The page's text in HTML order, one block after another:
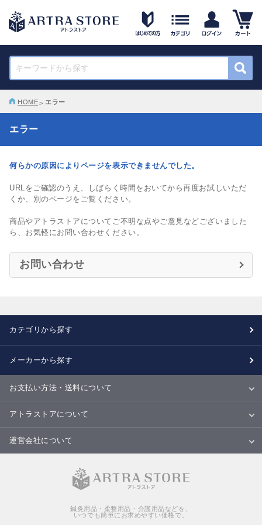
HOME エラー
エラー
何らかの原因によりページを表示できませんでした。
URLをご確認のうえ、しばらく時間をおいてから再度お試しいただ
くか、別のページをご覧ください。
商品やアトラストアについてご不明な点やご意見などございました
ら、お気軽にお問い合わせください。
お問い合わせ
カテゴリから探す
メーカーから探す
お支払い方法・送料について
お支払い方法
送料について
配送・納期
キャンセル・返品・交換について
アトラストアについて
当サイトについて
ご利用規約
ご利用ガイド
Ｑ＆Ａ
商品のご提案について
運営会社について
特定商取引法に基づく表記
個人情報の取扱いについて
鍼灸用品・柔整用品・介護用品などを、
いつでも簡単にお求めやすい価格で。